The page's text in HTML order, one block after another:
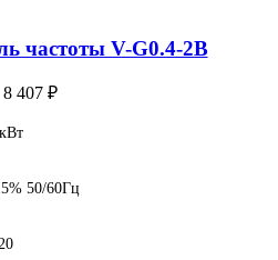
частоты V-G0.4-2B
8 407 ₽
50/60Гц